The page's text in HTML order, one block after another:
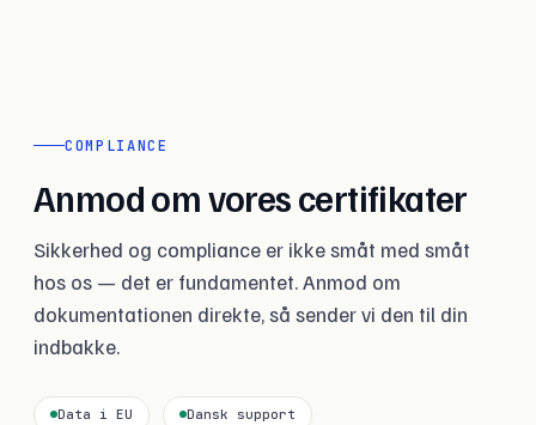
COMPLIANCE
Anmod om vores certifikater
Sikkerhed og compliance er ikke småt med småt
hos os — det er fundamentet. Anmod om
dokumentationen direkte, så sender vi den til din
indbakke.
Data i EU Dansk support